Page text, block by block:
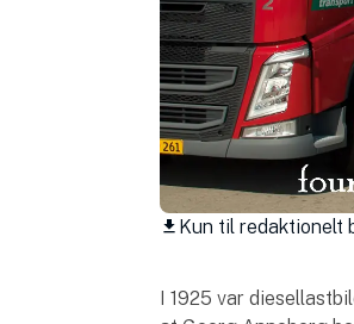
download Kun til redaktionelt
I 1925 var